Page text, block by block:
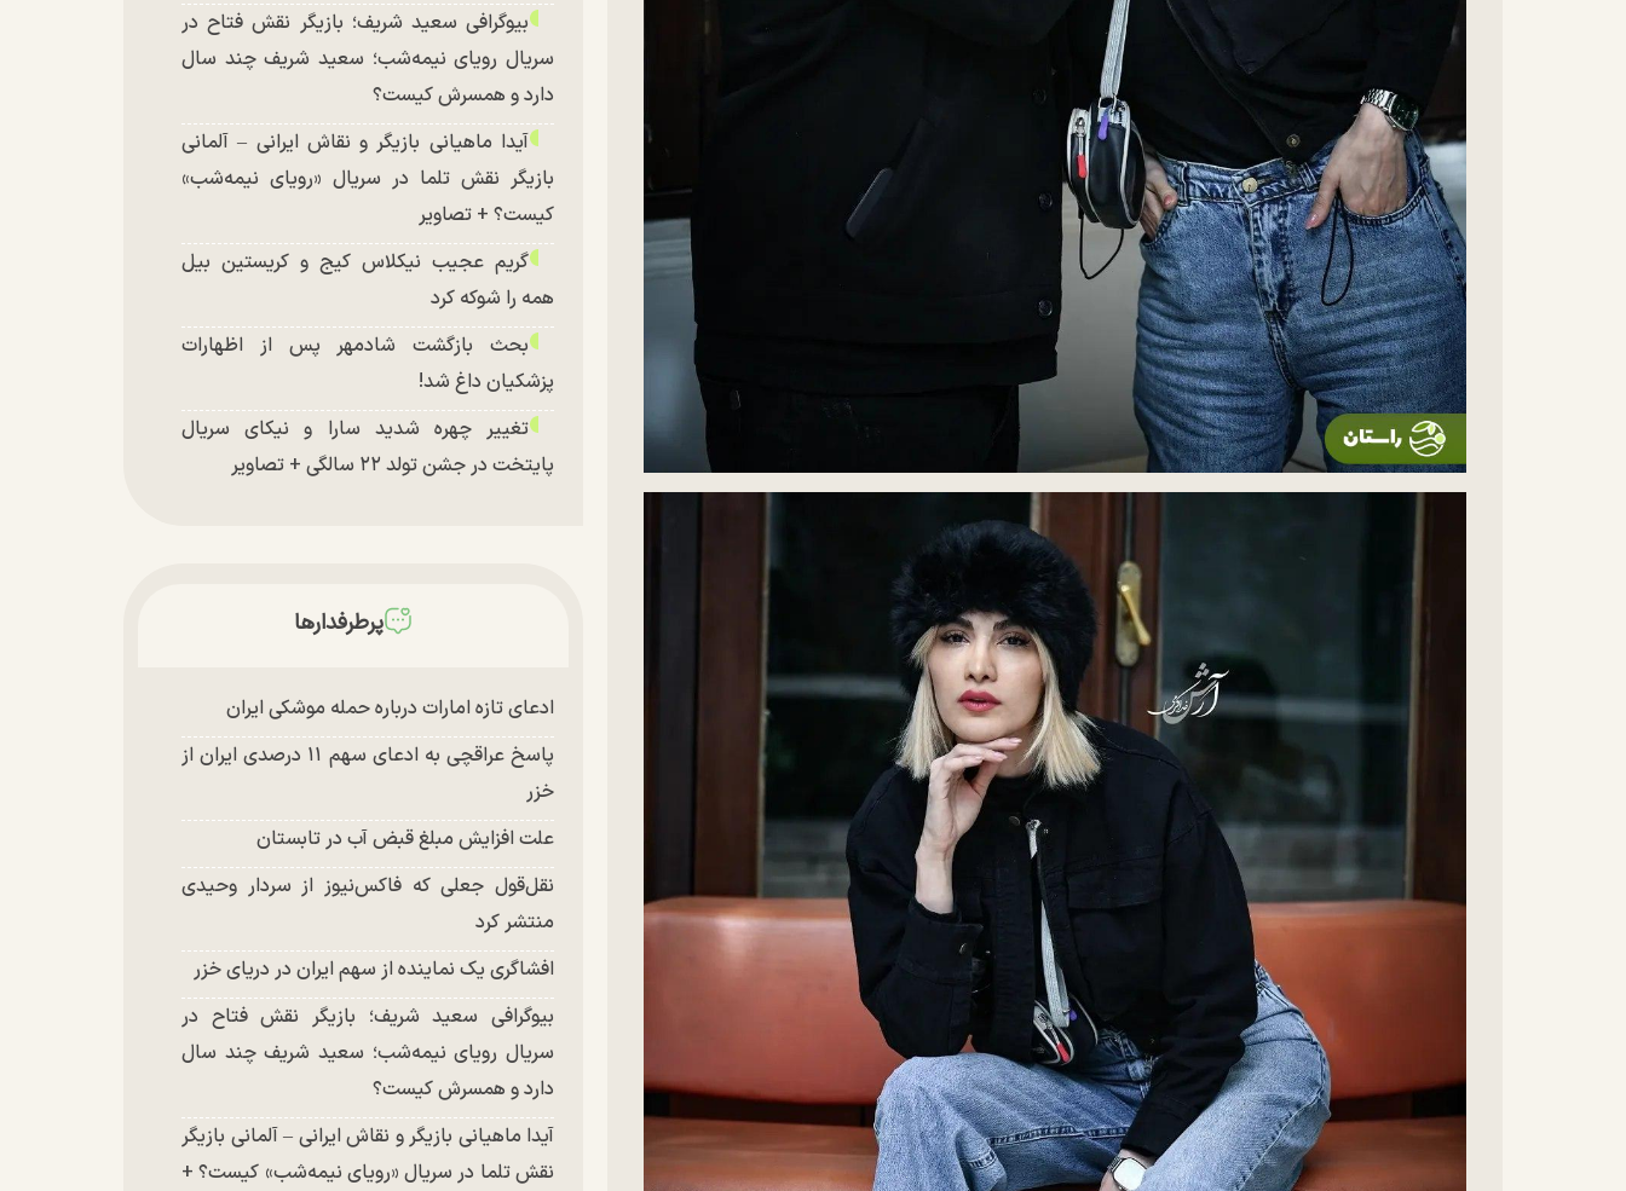
بیوگرافی سعید شریف؛ بازیگر نقش فتاح در
سریال رویای نیمه‌شب؛ سعید شریف چند سال
دارد و همسرش کیست؟
آیدا ماهیانی بازیگر و نقاش ایرانی – آلمانی
بازیگر نقش تلما در سریال «رویای نیمه‌شب»
کیست؟ + تصاویر
گریم عجیب نیکلاس کیج و کریستین بیل
همه را شوکه کرد
بحث بازگشت شادمهر پس از اظهارات
پزشکیان داغ شد!
تغییر چهره شدید سارا و نیکای سریال
پایتخت در جشن تولد ۲۲ سالگی + تصاویر
پرطرفدارها
ادعای تازه امارات درباره حمله موشکی ایران
پاسخ عراقچی به ادعای سهم ۱۱ درصدی ایران از
خزر
علت افزایش مبلغ قبض آب در تابستان
نقل‌قول جعلی که فاکس‌نیوز از سردار وحیدی
منتشر کرد
افشاگری یک نماینده از سهم ایران در دریای خزر
بیوگرافی سعید شریف؛ بازیگر نقش فتاح در
سریال رویای نیمه‌شب؛ سعید شریف چند سال
دارد و همسرش کیست؟
آیدا ماهیانی بازیگر و نقاش ایرانی – آلمانی بازیگر
نقش تلما در سریال «رویای نیمه‌شب» کیست؟ +